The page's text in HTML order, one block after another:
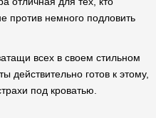
против немного подловить
всех в своем стильном
действительно готов к этому,
под кроватью.